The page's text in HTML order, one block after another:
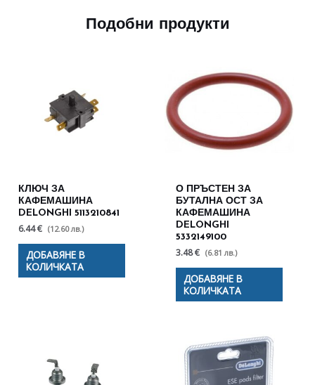
Подобни продукти
КЛЮЧ ЗА
КАФЕМАШИНА
DELONGHI 5113210841
6.44 € (12.60 лв.)
ДОБАВЯНЕ В
КОЛИЧКАТА
О ПРЪСТЕН ЗА
БУТАЛНА ОСТ ЗА
КАФЕМАШИНА
DELONGHI
5332149100
3.48 € (6.81 лв.)
ДОБАВЯНЕ В
КОЛИЧКАТА